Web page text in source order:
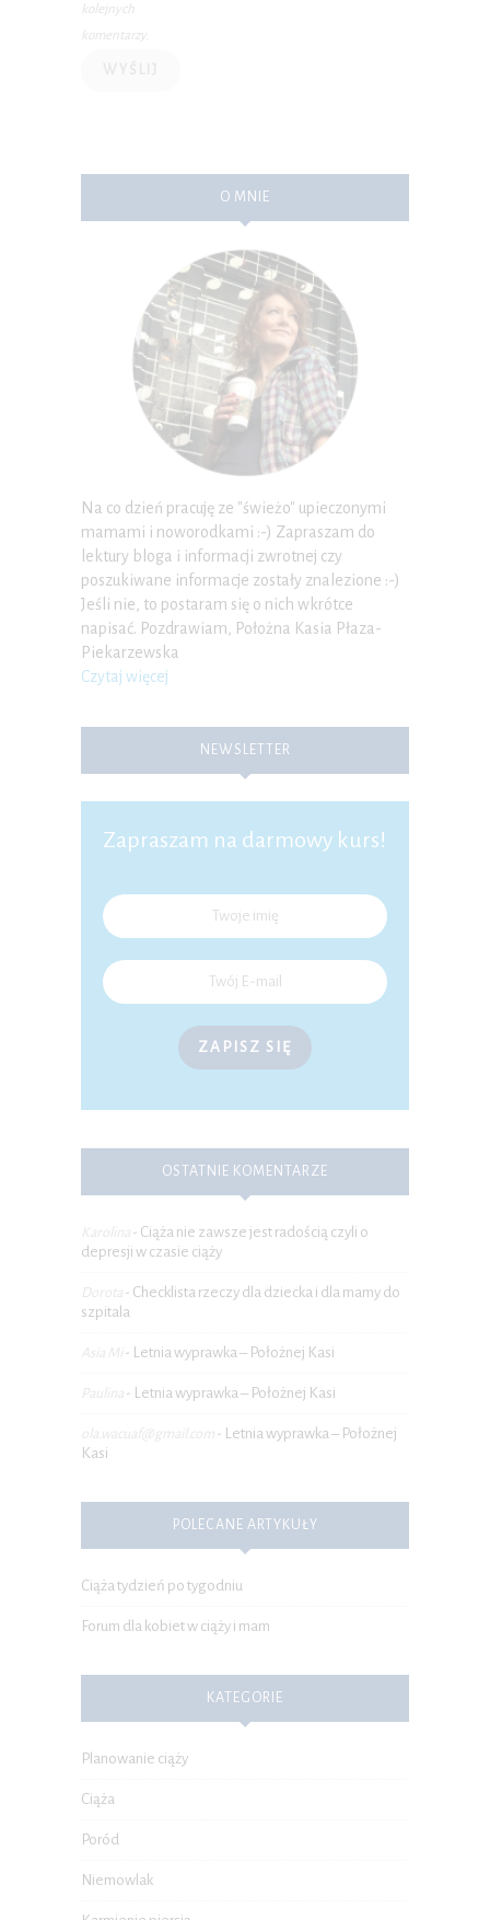
kolejnych
komentarzy.
O MNIE
Na co dzień pracuję ze "świeżo" upieczonymi
mamami i noworodkami :-) Zapraszam do
lektury bloga i informacji zwrotnej czy
poszukiwane informacje zostały znalezione :-)
Jeśli nie, to postaram się o nich wkrótce
napisać. Pozdrawiam, Położna Kasia Płaza-
Piekarzewska
Czytaj więcej
NEWSLETTER
Zapraszam na darmowy kurs!
ZAPISZ SIĘ
OSTATNIE KOMENTARZE
Karolina - Ciąża nie zawsze jest radością czyli o
depresji w czasie ciąży
Dorota - Checklista rzeczy dla dziecka i dla mamy do
szpitala
Asia Mi - Letnia wyprawka – Położnej Kasi
Paulina - Letnia wyprawka – Położnej Kasi
ola.wacuaf@gmail.com -
Letnia wyprawka – Położnej
Kasi
POLECANE ARTYKUŁY
Ciąża tydzień po tygodniu
Forum dla kobiet w ciąży i mam
KATEGORIE
Planowanie ciąży
Ciąża
Poród
Niemowlak